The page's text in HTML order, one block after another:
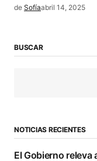
de Sofíaabril 14, 2025
BUSCAR
NOTICIAS RECIENTES
El Gobierno releva